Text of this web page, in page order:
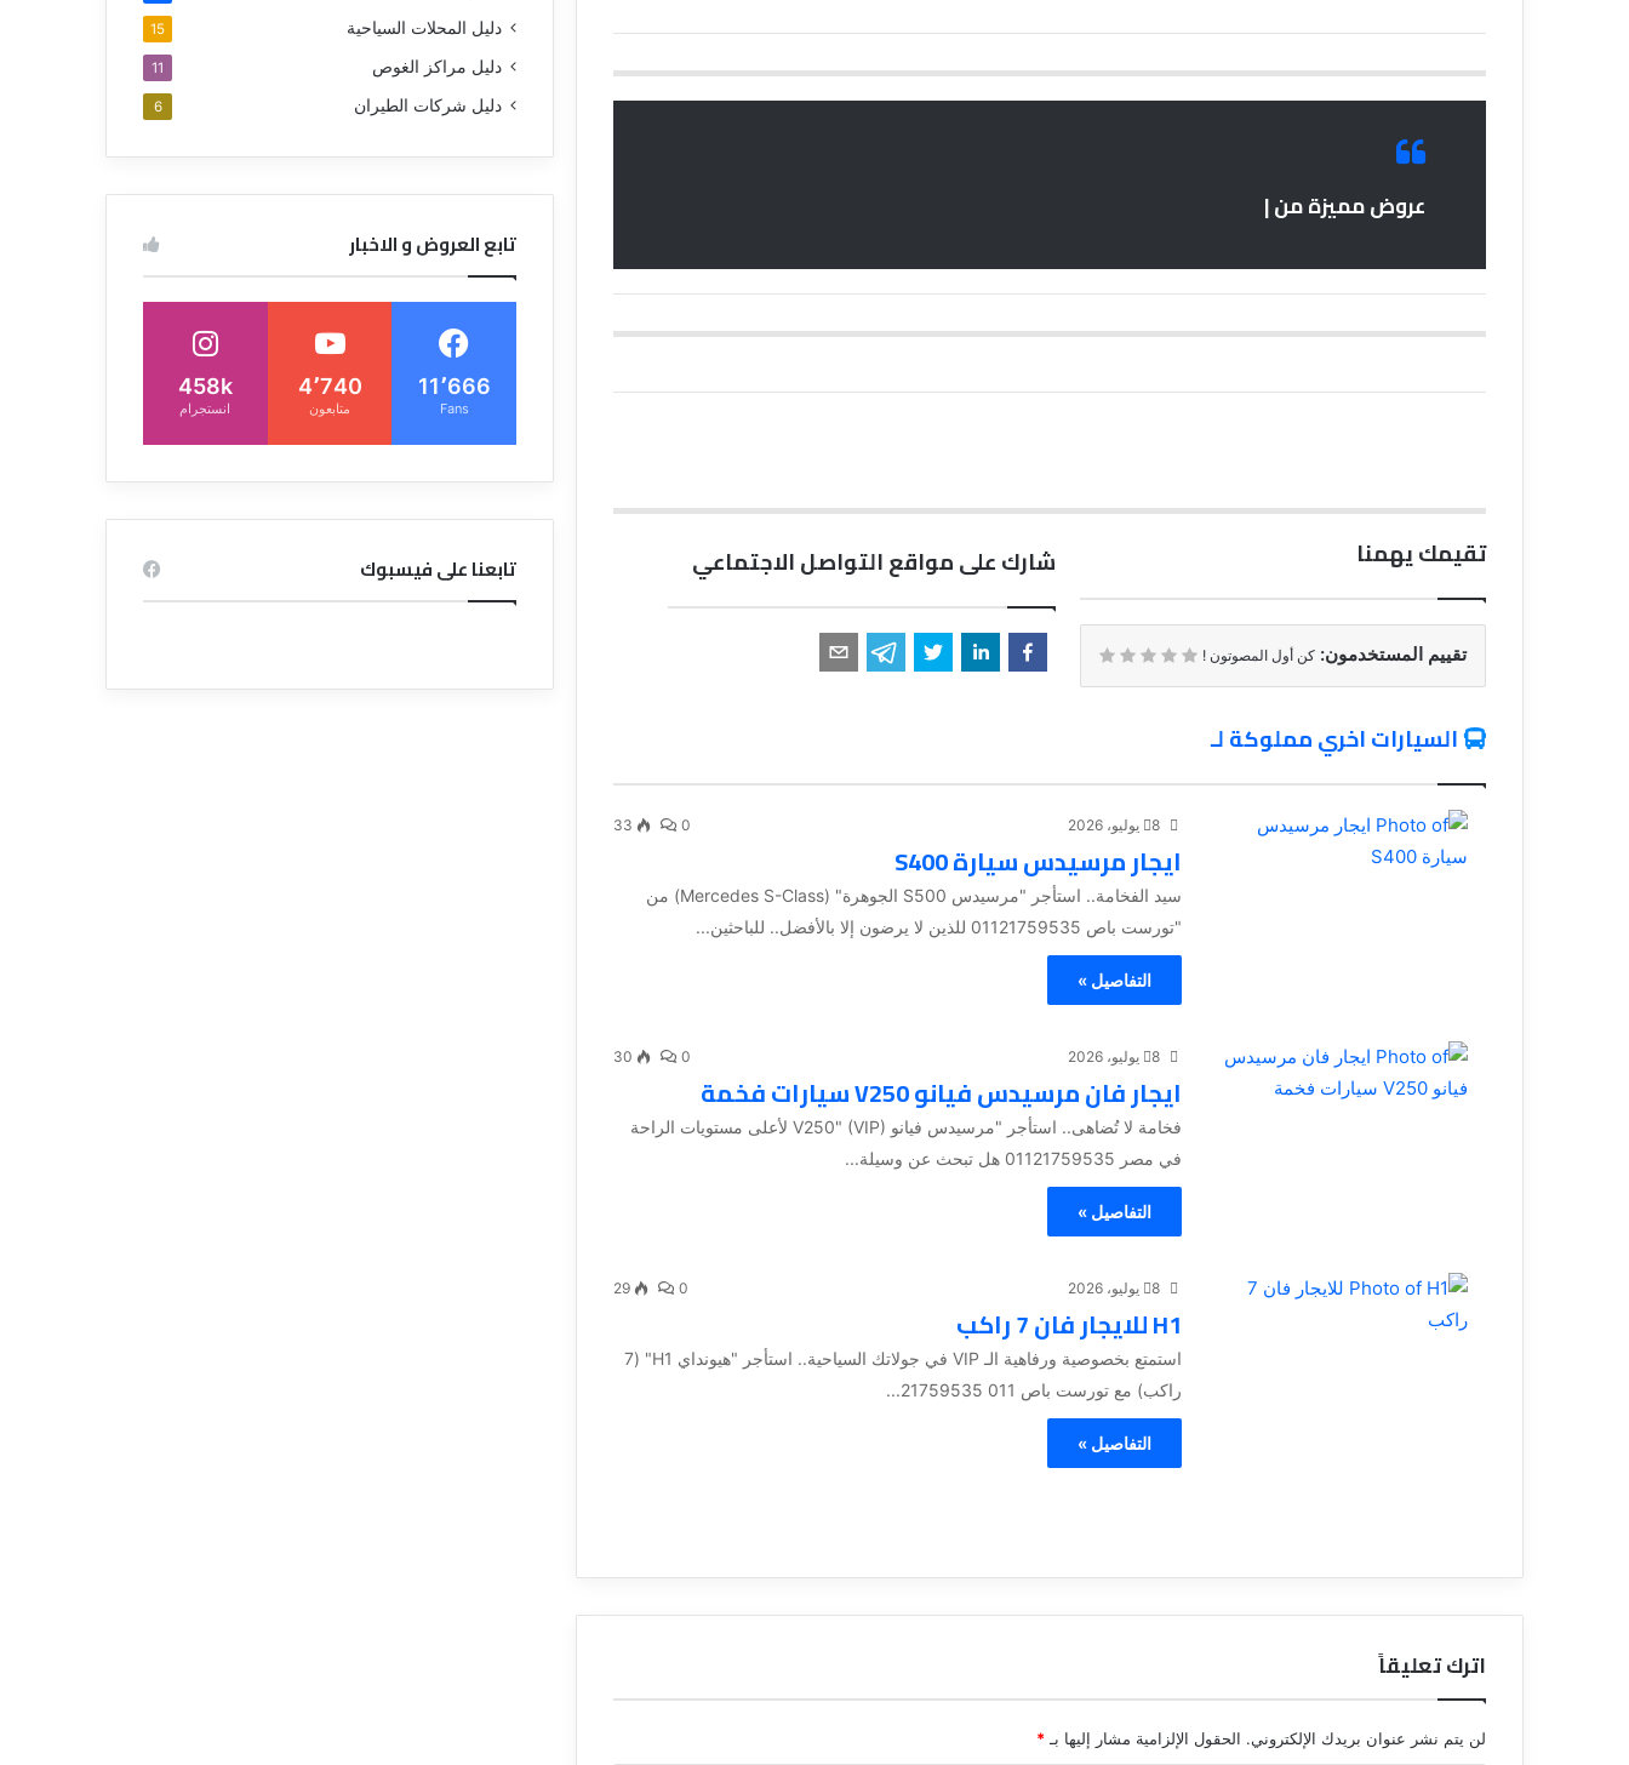
عروض مميزة من |
تقيمك يهمنا
تقييم المستخدمون: كن أول المصوتون !
شارك على مواقع التواصل الاجتماعي
السيارات اخري مملوكة لـ
8 يوليو، 2026 0
33
ايجار مرسيدس سيارة S400
سيد الفخامة.. استأجر "مرسيدس S500 الجوهرة" (Mercedes S-Class) من
"تورست باص 01121759535 للذين لا يرضون إلا بالأفضل.. للباحثين...
التفاصيل »
8 يوليو، 2026 0
30
ايجار فان مرسيدس فيانو V250 سيارات فخمة
فخامة لا تُضاهى.. استأجر "مرسيدس فيانو V250" (VIP) لأعلى مستويات الراحة
في مصر 01121759535 هل تبحث عن وسيلة...
التفاصيل »
8 يوليو، 2026 0
29
H1 للايجار فان 7 راكب
استمتع بخصوصية ورفاهية الـ VIP في جولاتك السياحية.. استأجر "هيونداي H1" (7
راكب) مع تورست باص 011 21759535...
التفاصيل »
اترك تعليقاً
لن يتم نشر عنوان بريدك الإلكتروني. الحقول الإلزامية مشار إليها بـ *
دليل المحلات السياحية 15
دليل مراكز الغوص 11
دليل شركات الطيران 6
تابع العروض و الاخبار
11٬666
Fans
4٬740
متابعون
458k
انستجرام
تابعنا على فيسبوك